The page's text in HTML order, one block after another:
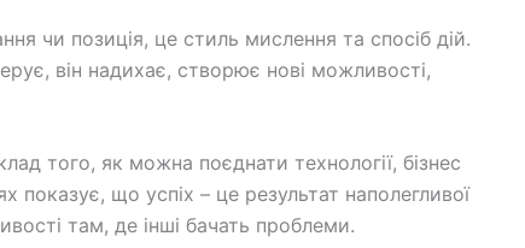
чи позиція, це стиль мислення та спосіб дій.
він надихає, створює нові можливості,
того, як можна поєднати технології, бізнес
показує, що успіх – це результат наполегливої
там, де інші бачать проблеми.